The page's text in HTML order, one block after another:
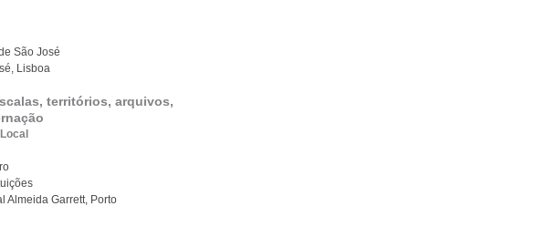
São José
Lisboa
territórios, arquivos,
Local
Almeida Garrett, Porto